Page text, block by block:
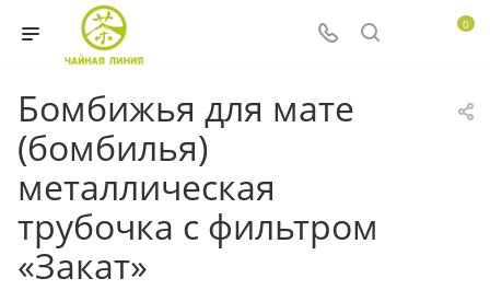
0
Бомбижья для мате
(бомбилья)
металлическая
трубочка с фильтром
«Закат»